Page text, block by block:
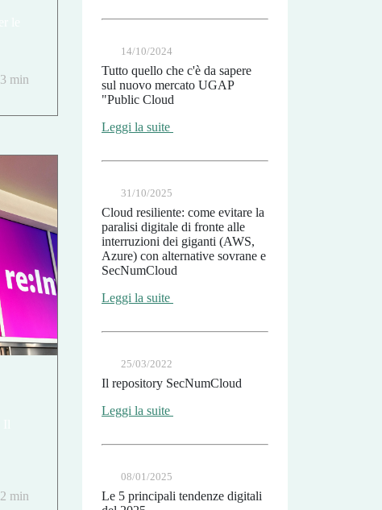
3 min
2 min
14/10/2024
Tutto quello che c'è da sapere
sul nuovo mercato UGAP
"Public Cloud
Leggi la suite
31/10/2025
Cloud resiliente: come evitare la
paralisi digitale di fronte alle
interruzioni dei giganti (AWS,
Azure) con alternative sovrane e
SecNumCloud
Leggi la suite
25/03/2022
Il repository SecNumCloud
Leggi la suite
08/01/2025
Le 5 principali tendenze digitali